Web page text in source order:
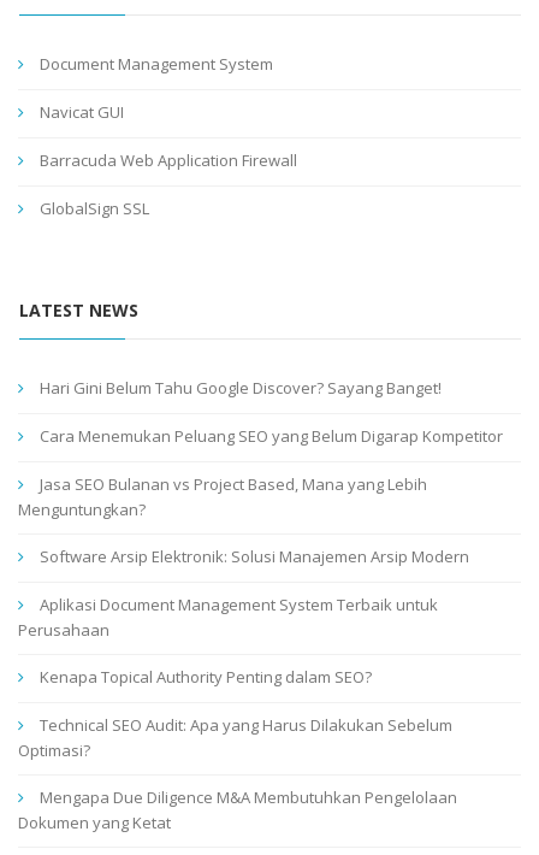
Document Management System
Navicat GUI
Barracuda Web Application Firewall
GlobalSign SSL
LATEST NEWS
Hari Gini Belum Tahu Google Discover? Sayang Banget!
Cara Menemukan Peluang SEO yang Belum Digarap Kompetitor
Jasa SEO Bulanan vs Project Based, Mana yang Lebih
Menguntungkan?
Software Arsip Elektronik: Solusi Manajemen Arsip Modern
Aplikasi Document Management System Terbaik untuk
Perusahaan
Kenapa Topical Authority Penting dalam SEO?
Technical SEO Audit: Apa yang Harus Dilakukan Sebelum
Optimasi?
Mengapa Due Diligence M&A Membutuhkan Pengelolaan
Dokumen yang Ketat